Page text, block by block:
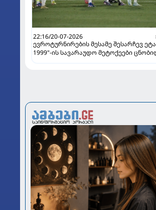
22:16/20-07-2026
ევროტურნირების მესამე შესარჩევ
1999"-ის სავარაუდო მეტოქეები